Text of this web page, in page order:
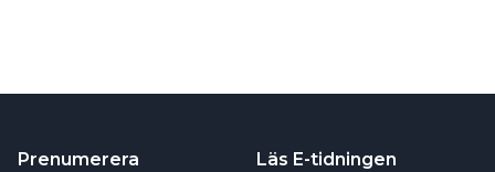
Prenumerera Läs E-tidningen